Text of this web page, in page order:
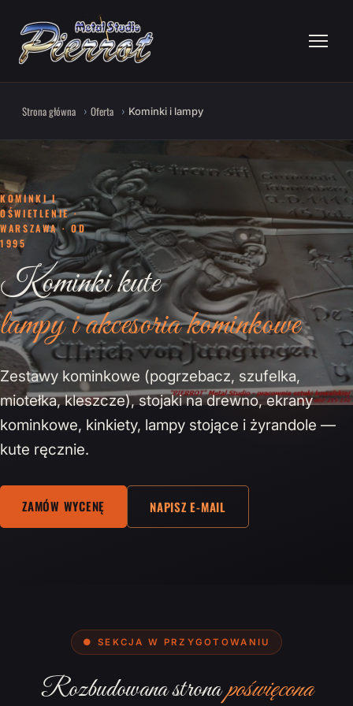
Strona główna Oferta Kominki i lampy
KOMINKI I
OŚWIETLENIE ·
WARSZAWA · OD
1995
Kominki kute
lampy i akcesoria kominkowe
Zestawy kominkowe (pogrzebacz, szufelka,
miotełka, kleszcze), stojaki na drewno, ekrany
kominkowe, kinkiety, lampy stojące i żyrandole —
kute ręcznie.
ZAMÓW WYCENĘ NAPISZ E-MAIL
● SEKCJA W PRZYGOTOWANIU
Rozbudowana stronapoświęcona